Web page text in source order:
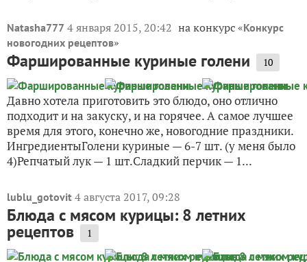
Natasha777 4 января 2015, 20:42 на конкурс «Конкурс
новогодних рецептов»
Фаршированные куриные голени 10
Давно хотела приготовить это блюдо, оно отлично
подходит и на закуску, и на горячее. А самое лучшее
время для этого, конечно же, новогодние праздники.
ИнгредиентыГолени куриные — 6-7 шт. (у меня было
4)Репчатый лук — 1 шт.Сладкий перчик — 1...
lublu_gotovit 4 августа 2017, 09:28
Блюда с мясом курицы: 8 летних
рецептов 1